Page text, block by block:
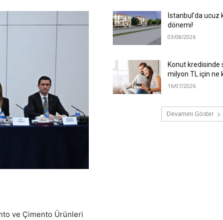
ve Çimento Ürünleri
İstanbul’da ucuz
dönemi!
03/08/2026
Konut kredisinde
milyon TL için ne
16/07/2026
Devamını Göster